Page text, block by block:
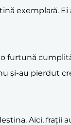
exemplară.
furtună
și-au pierdut
Aici, frații